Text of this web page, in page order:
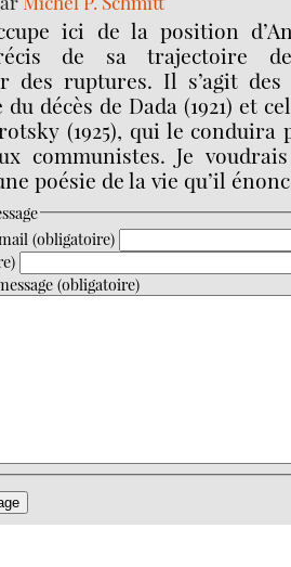
ici de la position
de sa trajectoire de
des ruptures. Il s’agit des
décès de Dada (1921) et
(1925), qui le conduira
communistes. Je
poésie de la vie qu’il
(obligatoire)
(obligatoire)